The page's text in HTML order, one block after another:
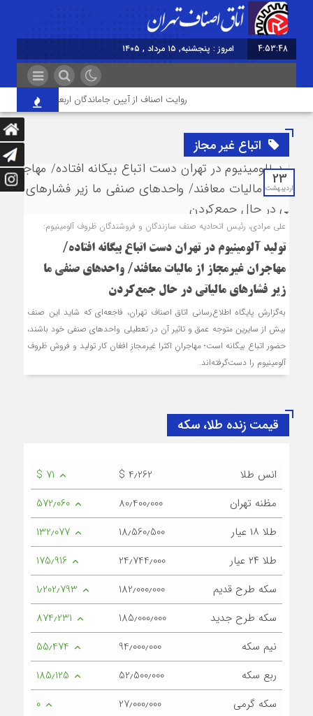
4:53:48 امروز : پنجشنبه, ۱۵ مرداد , ۱۴۰۵
روایت اصناف از آیین جاماندگان اربعین در تهران؛ از
اتباع غیر مجاز
23
اردیبهشت
علی مرادی، رئیس اتحادیه صنف سازندگان و فروشندگان ظروف آلومینیوم:
تولید آلومینیوم در تهران دست اتباع بیگانه افتاده/
مهاجران غیرمجاز از مالیات معافند/ واحدهای صنفی ما
زیر فشارهای مالیاتی در حال جمع‌کردن
به‌گزارش پایگاه اطلاع‌رسانی اتاق اصناف تهران، فاجعه‌ای که شاید این صنف
بیش از سایرین متوجه عمق و تاثیر آن در تعطیلی واحدهای صنفی خود باشند،
حضور اتباع بیگانه است؛ مهاجرانِ اکثرا غیرمجازِ افغان کار تولید و فروش ظروف
آلومینیوم را دست‌گرفته‌اند.
قیمت زنده طلا، سکه
انس طلا $ 4٫262
$ 71
مظنه تهران
80٫400٫000
572٫060
طلا ۱۸ عیار
18٫560٫500
132٫077
طلا ۲۴ عیار
24٫744٫000
175٫916
سکه طرح قدیم
182٫000٫000
1٫202٫793
سکه طرح جدید
185٫000٫000
874٫231
نیم سکه
94٫000٫000
55٫474
ربع سکه
52٫500٫000
185٫125
سکه گرمی
27٫000٫000 0